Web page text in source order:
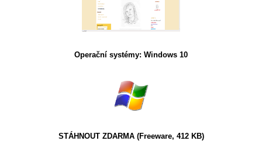
Operační systémy: Windows 10
STÁHNOUT ZDARMA (Freeware, 412 KB)